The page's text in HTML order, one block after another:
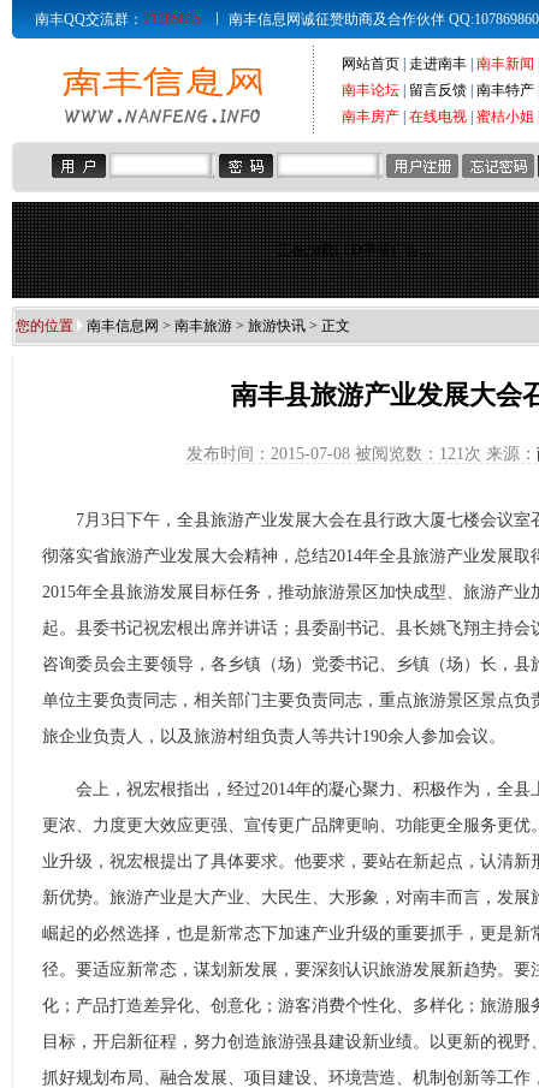
南丰QQ交流群： 21285835 南丰信息网诚征赞助商及合作伙伴
网站首页 走进南丰 南丰新闻
南丰论坛
留言反馈 南丰特产
南丰房产 在线电视 蜜桔小姐
正在加载LED字幕广告...
您的位置 南丰信息网 > 南丰旅游 > 旅游快讯 > 正文
南丰县旅游产业发展大会
发布时间：2015-07-08 被阅览数： 121次 来源：
7月3日下午，全县旅游产业发展大会在县行政大厦七楼会议室
彻落实省旅游产业发展大会精神，总结2014年全县旅游产业发展
2015年全县旅游发展目标任务，推动旅游景区加快成型、旅游产
起。县委书记祝宏根出席并讲话；县委副书记、县长姚飞翔主持会
咨询委员会主要领导，各乡镇（场）党委书记、乡镇（场）长，县
单位主要负责同志，相关部门主要负责同志，重点旅游景区景点负
旅企业负责人，以及旅游村组负责人等共计190余人参加会议。
会上，祝宏根指出，经过2014年的凝心聚力、积极作为，全县
更浓、力度更大效应更强、宣传更广品牌更响、功能更全服务更优
业升级，祝宏根提出了具体要求。他要求，要站在新起点，认清新
新优势。旅游产业是大产业、大民生、大形象，对南丰而言，发展
崛起的必然选择，也是新常态下加速产业升级的重要抓手，更是新
径。要适应新常态，谋划新发展，要深刻认识旅游发展新趋势。要
化；产品打造差异化、创意化；游客消费个性化、多样化；旅游服
目标，开启新征程，努力创造旅游强县建设新业绩。以更新的视
抓好规划布局、融合发展、项目建设、环境营造、机制创新等工作